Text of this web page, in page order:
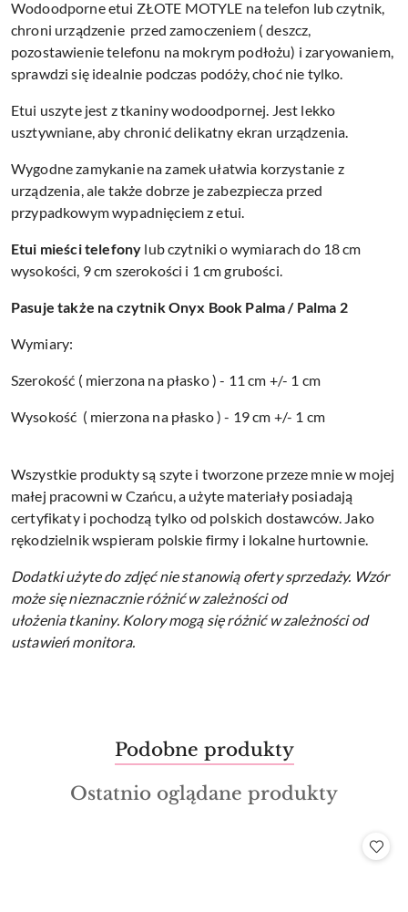
Wodoodporne etui ZŁOTE MOTYLE na telefon lub czytnik,
chroni urządzenie przed zamoczeniem ( deszcz,
pozostawienie telefonu na mokrym podłożu) i zaryowaniem,
sprawdzi się idealnie podczas podóży, choć nie tylko.
Etui uszyte jest z tkaniny wodoodpornej. Jest lekko
usztywniane, aby chronić delikatny ekran urządzenia.
Wygodne zamykanie na zamek ułatwia korzystanie z
urządzenia, ale także dobrze je zabezpiecza przed
przypadkowym wypadnięciem z etui.
Etui mieści telefony lub czytniki o wymiarach do 18 cm
wysokości, 9 cm szerokości i 1 cm grubości.
Pasuje także na czytnik Onyx Book Palma / Palma 2
Wymiary:
Szerokość ( mierzona na płasko ) - 11 cm +/- 1 cm
Wysokość ( mierzona na płasko ) - 19 cm +/- 1 cm
Wszystkie produkty są szyte i tworzone przeze mnie w mojej
małej pracowni w Czańcu, a użyte materiały posiadają
certyfikaty i pochodzą tylko od polskich dostawców. Jako
rękodzielnik wspieram polskie firmy i lokalne hurtownie.
Dodatki użyte do zdjęć nie stanowią oferty sprzedaży. Wzór
może się nieznacznie różnić w zależności od
ułożenia tkaniny. Kolory mogą się różnić w zależności od
ustawień monitora.
Pomiń karuzelę produktów
Produkty
o
statusie:
Podobne produkty
Produkty
Ostatnio oglądane produkty